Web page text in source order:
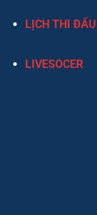
LỊCH THI ĐẤU
LIVESOCER